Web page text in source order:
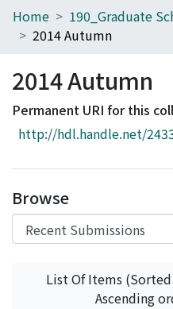
Home
Browse
Download Ranking
Access Statistics
Home
2014 Autumn
2014 Autumn
Permanent URI for this
http://hdl.handle.net/
Browse
List Of Items
Ascending